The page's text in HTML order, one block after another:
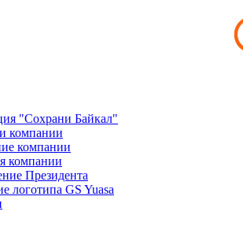
"Сохрани Байкал"
компании
компании
компании
Президента
логотипа GS Yuasa